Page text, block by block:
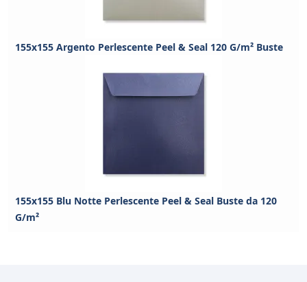
155x155 Argento Perlescente Peel & Seal 120 G/m² Buste
155x155 Blu Notte Perlescente Peel & Seal Buste da 120
G/m²